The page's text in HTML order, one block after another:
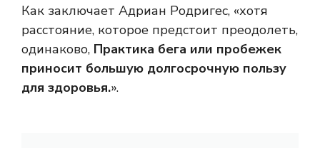
Как заключает Адриан Родригес, «хотя
расстояние, которое предстоит преодолеть,
одинаково, Практика бега или пробежек
приносит большую долгосрочную пользу
для здоровья.».